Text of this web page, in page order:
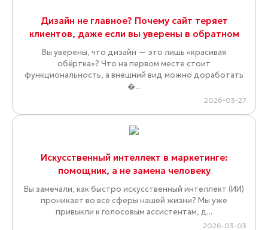
Дизайн не главное? Почему сайт теряет
клиентов, даже если вы уверены в обратном
Вы уверены, что дизайн — это лишь «красивая
обёртка»? Что на первом месте стоит
функциональность, а внешний вид можно доработать
�...
2026-03-27
Искусственный интеллект в маркетинге:
помощник, а не замена человеку
Вы замечали, как быстро искусственный интеллект (ИИ)
проникает во все сферы нашей жизни? Мы уже
привыкли к голосовым ассистентам, д...
2026-03-03